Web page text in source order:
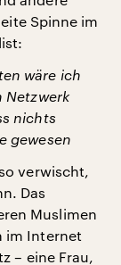
Spinne im
wäre ich
Netzwerk
nichts
gewesen
verwischt,
Das
Muslimen
im Internet
– eine Frau,